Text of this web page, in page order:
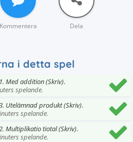
Kommentera Dela
i detta spel
1. Med addition (Skriv).
spelande.
Utelämnad produkt (Skriv).
spelande.
Multiplikatio tiotal (Skriv).
spelande.